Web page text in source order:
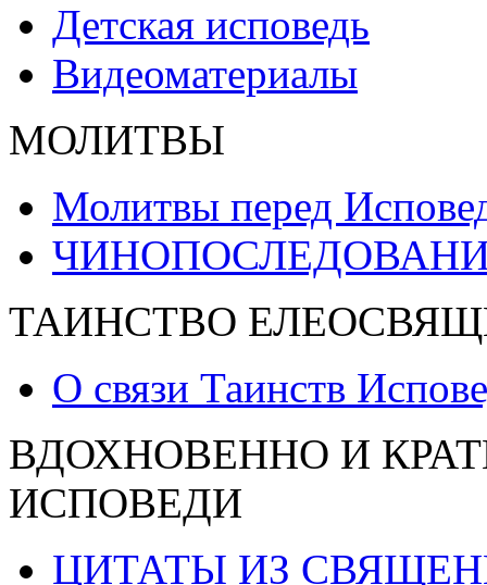
Детская исповедь
Видеоматериалы
МОЛИТВЫ
Молитвы перед
ТАИНСТВО
О связи Таинств
ВДОХНОВЕННО И
ИСПОВЕДИ
ЦИТАТЫ ИЗ